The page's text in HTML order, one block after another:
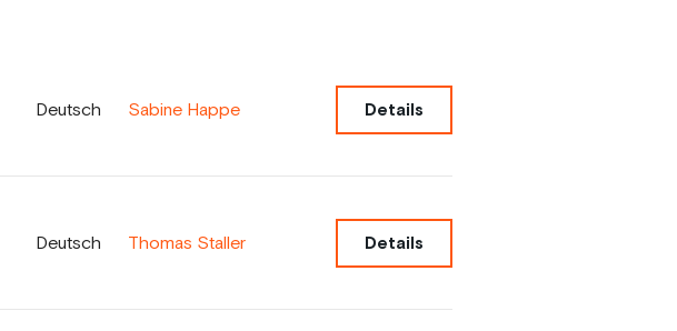
Deutsch Sabine Happe Details
Deutsch Thomas Staller Details